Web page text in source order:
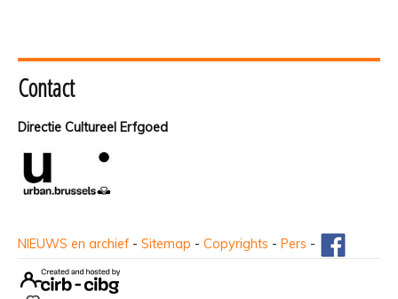
Contact
Directie Cultureel Erfgoed
NIEUWS en archief - Sitemap - Copyrights - Pers -